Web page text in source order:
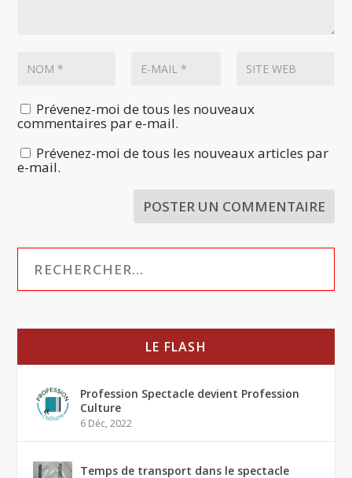
Prévenez-moi de tous les nouveaux
commentaires par e-mail.
Prévenez-moi de tous les nouveaux articles par
e-mail.
LE FLASH
Profession Spectacle devient Profession
Culture
6 Déc, 2022
Temps de transport dans le spectacle